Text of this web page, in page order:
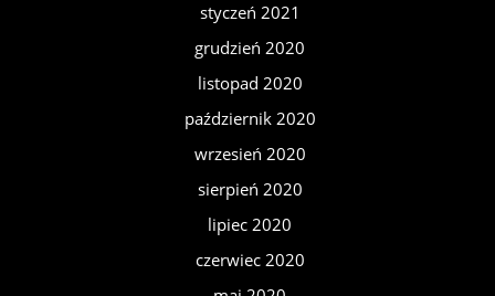
styczeń 2021
grudzień 2020
listopad 2020
październik 2020
wrzesień 2020
sierpień 2020
lipiec 2020
czerwiec 2020